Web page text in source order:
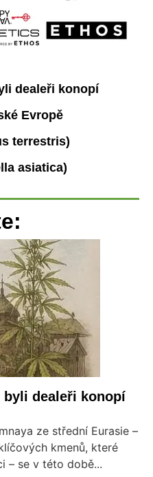
dealeři konopí
Evropě
terrestris)
asiatica)
byli dealeři konopí
ze střední Eurasie –
kmenů, které
– se v této době...